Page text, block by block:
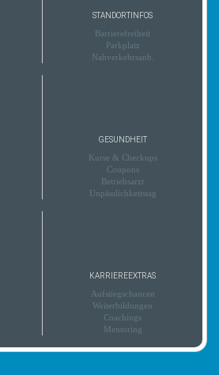
STANDORTINFOS
Barrierefreiheit
Parkplatz
Nahverkehrsanb.
GESUNDHEIT
Kurse & Checkups
Coupons
Betriebsarzt
Unpässlichkeitstag
KARRIEREEXTRAS
Aufstiegschancen
Weiterbildungen
Coachings
Mentoring